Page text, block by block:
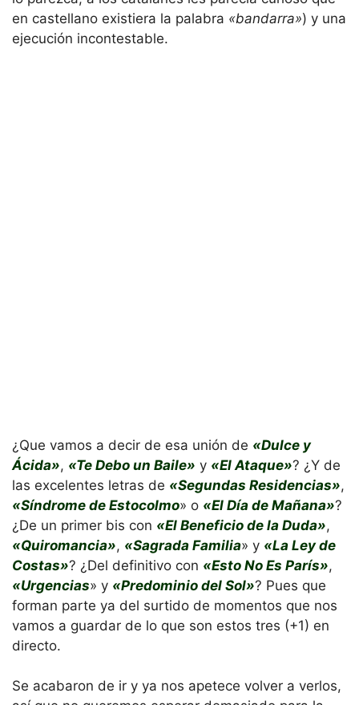
en castellano existiera la palabra «bandarra») y una
ejecución incontestable.
¿Que vamos a decir de esa unión de «Dulce y
Ácida», «Te Debo un Baile» y «El Ataque»? ¿Y de
las excelentes letras de «Segundas Residencias»,
«Síndrome de Estocolmo» o «El Día de Mañana»?
¿De un primer bis con «El Beneficio de la Duda»,
«Quiromancia», «Sagrada Familia» y «La Ley de
Costas»? ¿Del definitivo con «Esto No Es París»,
«Urgencias» y «Predominio del Sol»? Pues que
forman parte ya del surtido de momentos que nos
vamos a guardar de lo que son estos tres (+1) en
directo.
Se acabaron de ir y ya nos apetece volver a verlos,